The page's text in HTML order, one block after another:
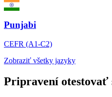
Punjabi
CEFR (A1-C2)
Zobraziť všetky jazyky
Pripravení otestovať